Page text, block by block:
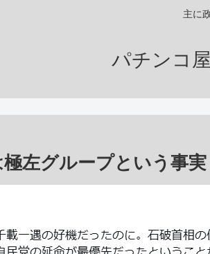
主に
パチンコ
左グループという事実